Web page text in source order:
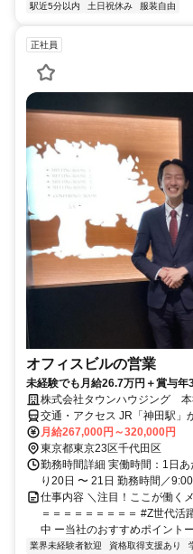
駅近5分以内
土日祝休み 服装自由
正社員
オフィスビルの営業
未経験でも月給26.7万円＋賞与年
株式会社タウンハウジング 本
交通・アクセス JR「神田駅」
から徒歩5分
月給267,000円～320,000円
東京都東京23区千代田区
勤務時間詳細 実働時間：1日
り20日 〜 21日 勤務時間／
仕事内容 ＼注目！ここが働く
＝＝＝＝＝＝＝＝＝ #Z世代活
中 ー当社のおすすめポイント
業界未経験者歓迎 資格取得支援あり